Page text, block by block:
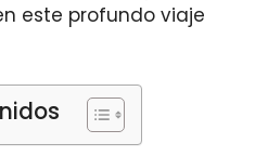
este profundo viaje